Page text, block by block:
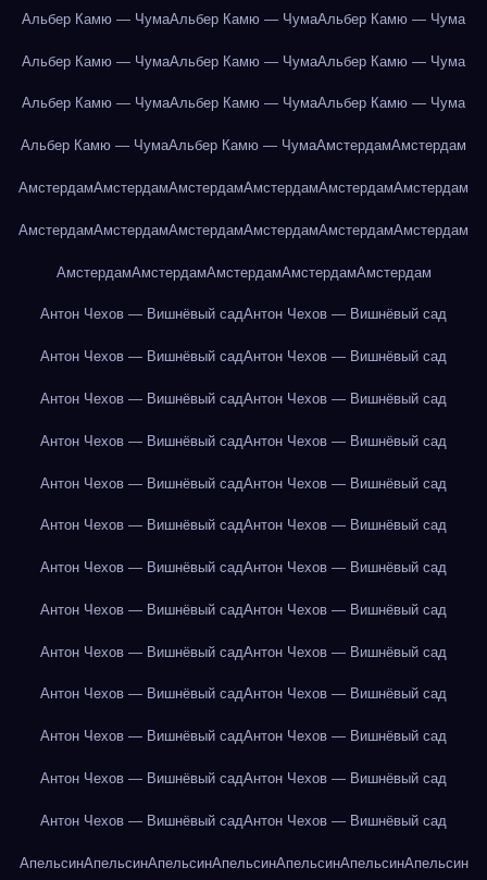
Альбер Камю — ЧумаАльбер Камю — ЧумаАльбер Камю — Чума
Альбер Камю — ЧумаАльбер Камю — ЧумаАльбер Камю — Чума
Альбер Камю — ЧумаАльбер Камю — ЧумаАльбер Камю — Чума
Альбер Камю — ЧумаАльбер Камю — ЧумаАмстердамАмстердам
АмстердамАмстердамАмстердамАмстердамАмстердамАмстердам
АмстердамАмстердамАмстердамАмстердамАмстердамАмстердам
АмстердамАмстердамАмстердамАмстердамАмстердам
Антон Чехов — Вишнёвый садАнтон Чехов — Вишнёвый сад
Антон Чехов — Вишнёвый садАнтон Чехов — Вишнёвый сад
Антон Чехов — Вишнёвый садАнтон Чехов — Вишнёвый сад
Антон Чехов — Вишнёвый садАнтон Чехов — Вишнёвый сад
Антон Чехов — Вишнёвый садАнтон Чехов — Вишнёвый сад
Антон Чехов — Вишнёвый садАнтон Чехов — Вишнёвый сад
Антон Чехов — Вишнёвый садАнтон Чехов — Вишнёвый сад
Антон Чехов — Вишнёвый садАнтон Чехов — Вишнёвый сад
Антон Чехов — Вишнёвый садАнтон Чехов — Вишнёвый сад
Антон Чехов — Вишнёвый садАнтон Чехов — Вишнёвый сад
Антон Чехов — Вишнёвый садАнтон Чехов — Вишнёвый сад
Антон Чехов — Вишнёвый садАнтон Чехов — Вишнёвый сад
Антон Чехов — Вишнёвый садАнтон Чехов — Вишнёвый сад
АпельсинАпельсинАпельсинАпельсинАпельсинАпельсинАпельсин